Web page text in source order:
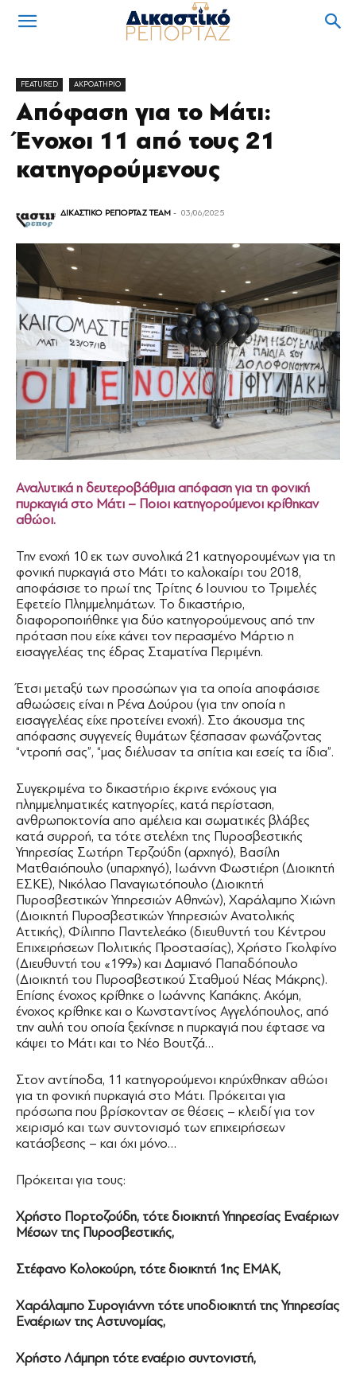
FEATURED ΑΚΡΟΑΤΗΡΙΟ
Απόφαση για το Μάτι:
Ένοχοι 11 από τους 21
κατηγορούμενους
ΔΙΚΑΣΤΙΚΟ ΡΕΠΟΡΤΑΖ TEAM - 03/06/2025
Αναλυτικά η δευτεροβάθμια απόφαση για τη φονική
πυρκαγιά στο Μάτι – Ποιοι κατηγορούμενοι κρίθηκαν
αθώοι.
Την ενοχή 10 εκ των συνολικά 21 κατηγορουμένων για τη
φονική πυρκαγιά στο Μάτι το καλοκαίρι του 2018,
αποφάσισε το πρωί της Τρίτης 6 Ιουνιου το Τριμελές
Εφετείο Πλημμελημάτων. Το δικαστήριο,
διαφοροποιήθηκε για δύο κατηγορούμενους από την
πρόταση που είχε κάνει τον περασμένο Μάρτιο η
εισαγγελέας της έδρας Σταματίνα Περιμένη.
Έτσι μεταξύ των προσώπων για τα οποία αποφάσισε
αθωώσεις είναι η Ρένα Δούρου (για την οποία η
εισαγγελέας είχε προτείνει ενοχή). Στο άκουσμα της
απόφασης συγγενείς θυμάτων ξέσπασαν φωνάζοντας
“ντροπή σας”, “μας διέλυσαν τα σπίτια και εσείς τα ίδια”.
Συγεκριμένα το δικαστήριο έκρινε ενόχους για
πλημμεληματικές κατηγορίες, κατά περίσταση,
ανθρωποκτονία απο αμέλεια και σωματικές βλάβες
κατά συρροή, τα τότε στελέχη της Πυροσβεστικής
Υπηρεσίας Σωτήρη Τερζούδη (αρχηγό), Βασίλη
Ματθαιόπουλο (υπαρχηγό), Ιωάννη Φωστιέρη (Διοικητή
ΕΣΚΕ), Νικόλαο Παναγιωτόπουλο (Διοικητή
Πυροσβεστικών Υπηρεσιών Αθηνών), Χαράλαμπο Χιώνη
(Διοικητή Πυροσβεστικών Υπηρεσιών Ανατολικής
Αττικής), Φίλιππο Παντελεάκο (διευθυντή του Κέντρου
Επιχειρήσεων Πολιτικής Προστασίας), Χρήστο Γκολφίνο
(Διευθυντή του «199») και Δαμιανό Παπαδόπουλο
(Διοικητή του Πυροσβεστικού Σταθμού Νέας Μάκρης).
Επίσης ένοχος κρίθηκε ο Ιωάννης Καπάκης. Ακόμη,
ένοχος κρίθηκε και ο Κωνσταντίνος Αγγελόπουλος, από
την αυλή του οποία ξεκίνησε η πυρκαγιά που έφτασε να
κάψει το Μάτι και το Νέο Βουτζά…
Στον αντίποδα, 11 κατηγορούμενοι κηρύχθηκαν αθώοι
για τη φονική πυρκαγιά στο Μάτι. Πρόκειται για
πρόσωπα που βρίσκονταν σε θέσεις – κλειδί για τον
χειρισμό και των συντονισμό των επιχειρήσεων
κατάσβεσης – και όχι μόνο…
Πρόκειται για τους:
Χρήστο Πορτοζούδη, τότε διοικητή Υπηρεσίας Εναέριων
Μέσων της Πυροσβεστικής,
Στέφανο Κολοκούρη, τότε διοικητή 1ης ΕΜΑΚ,
Χαράλαμπο Συρογιάννη τότε υποδιοικητή της Υπηρεσίας
Εναέριων της Αστυνομίας,
Χρήστο Λάμπρη τότε εναέριο συντονιστή,